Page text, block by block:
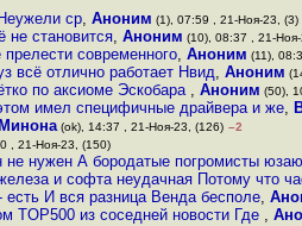
ср, Аноним (1), 07:59 , 21-Ноя-23, (3)
не становится, Аноним (10), 08:37 , 21-
современного, Аноним (11),
всё отлично работает Нвид, Аноним
по аксиоме Эскобара , Аноним (50),
имел специфичные драйвера и же,
Минона (ok), 14:37 , 21-Ноя-23, (126) –2
, 21-Ноя-23, (150)
нужен А бородатые погромисты
и софта неудачная Потому что
И вся разница Венда бесполе,
TOP500 из соседней новости Где ,